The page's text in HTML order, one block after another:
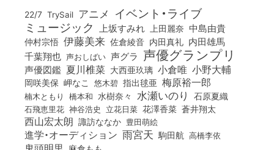
22/7 TrySail アニメ イベント・ライブ
ミュージック 上坂すみれ 上田麗奈 中島由貴
仲村宗悟 伊藤美来 佐倉綾音 内田真礼 内田雄馬
千葉翔也 声おしばい 声グラ 声優グランプリ
声優図鑑 夏川椎菜 大西亜玖璃 小倉唯 小野大輔
岡咲美保 岬なこ 悠木碧 指出毬亜 梅原裕一郎
楠木ともり 橋本和 水樹奈々 水瀬いのり 石原夏織
石飛恵里花 神谷浩史 立花日菜 花澤香菜 蒼井翔太
西山宏太朗 諏訪ななか 豊田萌絵
進学・オーディション 雨宮天 駒田航 高橋李依